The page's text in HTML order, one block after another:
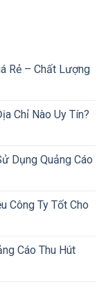
Rẻ – Chất Lượng
Chỉ Nào Uy Tín?
Dụng Quảng Cáo
Công Ty Tốt Cho
Cáo Thu Hút